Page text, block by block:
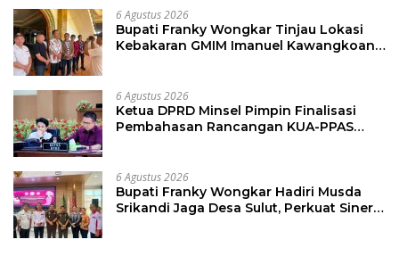
6 Agustus 2026
Bupati Franky Wongkar Tinjau Lokasi
Kebakaran GMIM Imanuel Kawangkoan
6 Agustus 2026
Ketua DPRD Minsel Pimpin Finalisasi
Pembahasan Rancangan KUA-PPAS
6 Agustus 2026
Bupati Franky Wongkar Hadiri Musda
Srikandi Jaga Desa Sulut, Perkuat Sinergi